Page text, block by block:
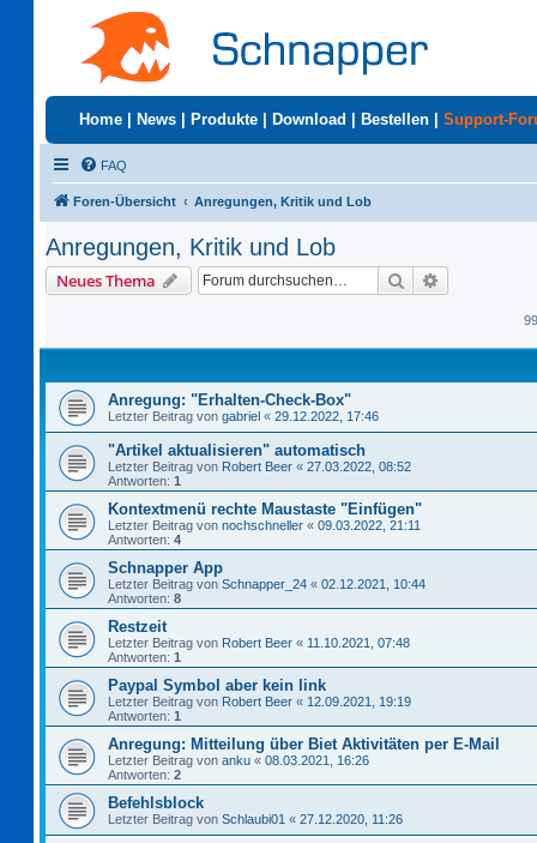
Home News Produkte Download Bestellen Support-
FAQ
Foren-Übersicht Anregungen, Kritik und Lob
Anregungen, Kritik und Lob
Neues Thema Suche
Anregung: "Erhalten-Check-Box"
Letzter Beitrag von gabriel « 29.12.2022, 17:46
"Artikel aktualisieren" automatisch
Letzter Beitrag von Robert Beer « 27.03.2022, 08:52
Antworten: 1
Kontextmenü rechte Maustaste "Einfügen"
Letzter Beitrag von nochschneller « 09.03.2022, 21:11
Antworten: 4
Schnapper App
Letzter Beitrag von Schnapper_24 « 02.12.2021, 10:44
Antworten: 8
Restzeit
Letzter Beitrag von Robert Beer « 11.10.2021, 07:48
Antworten: 1
Paypal Symbol aber kein link
Letzter Beitrag von Robert Beer « 12.09.2021, 19:19
Antworten: 1
Anregung: Mitteilung über Biet Aktivitäten per E-Mail
Letzter Beitrag von anku « 08.03.2021, 16:26
Antworten: 2
Befehlsblock
Letzter Beitrag von Schlaubi01 « 27.12.2020, 11:26